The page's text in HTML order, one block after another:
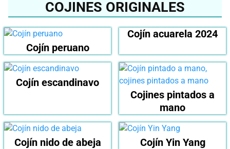
COJINES ORIGINALES
Cojín peruano
Cojín acuarela 2024
Cojín escandinavo
Cojines pintados a
mano
Cojín nido de abeja Cojín Yin Yang